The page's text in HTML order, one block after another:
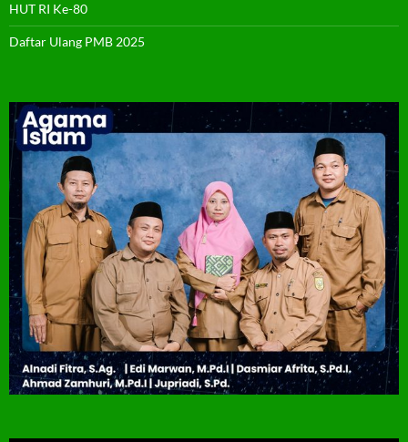
HUT RI Ke-80
Daftar Ulang PMB 2025